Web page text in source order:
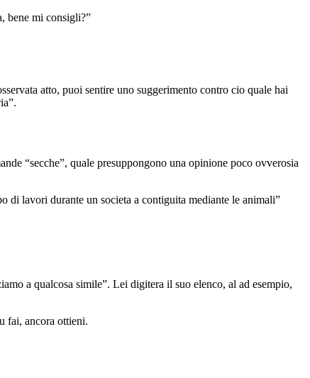
bene mi consigli?”
atto, puoi sentire uno suggerimento contro cio quale hai
“secche”, quale presuppongono una opinione poco ovverosia
di lavori durante un societa a contiguita mediante le animali”
a qualcosa simile”. Lei digitera il suo elenco, al ad esempio,
fai, ancora ottieni.